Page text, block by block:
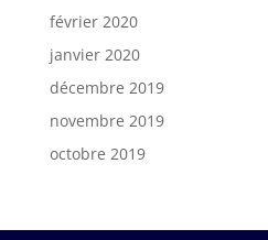
février 2020
janvier 2020
décembre 2019
novembre 2019
octobre 2019